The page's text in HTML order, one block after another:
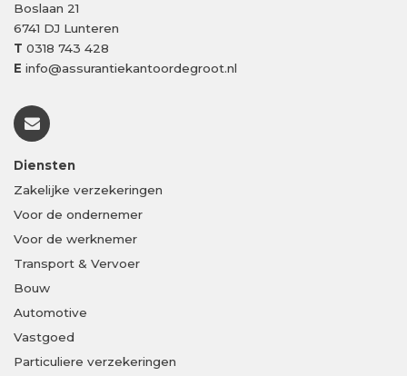
Boslaan 21
6741 DJ Lunteren
T 0318 743 428
E info@assurantiekantoordegroot.nl
Diensten
Zakelijke verzekeringen
Voor de ondernemer
Voor de werknemer
Transport & Vervoer
Bouw
Automotive
Vastgoed
Particuliere verzekeringen